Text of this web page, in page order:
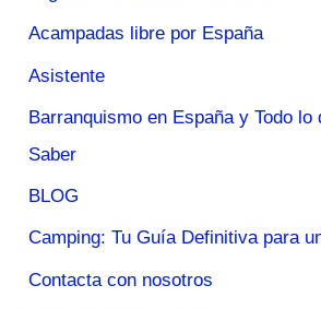
Acampadas libre por España
Asistente
Barranquismo en España y Todo lo
Saber
BLOG
Camping: Tu Guía Definitiva para
Contacta con nosotros